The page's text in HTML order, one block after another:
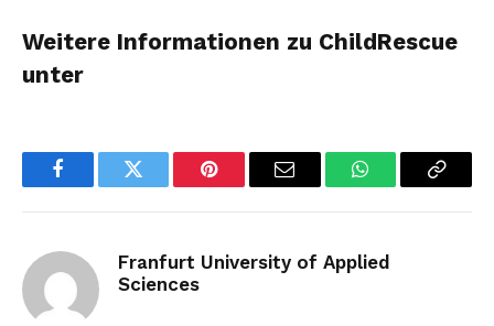
Weitere Informationen zu ChildRescue
unter
FacebookTwitter Pinterest Email WhatsAppCopy
Franfurt University of Applied
Sciences